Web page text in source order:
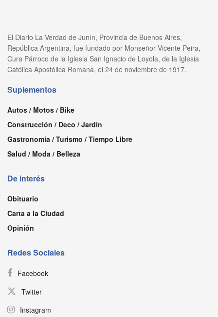
El Diario La Verdad de Junín, Provincia de Buenos Aires,
República Argentina, fue fundado por Monseñor Vicente Peira,
Cura Párroco de la Iglesia San Ignacio de Loyola, de la Iglesia
Católica Apostólica Romana, el 24 de noviembre de 1917.
Suplementos
Autos / Motos / Bike
Construcción / Deco / Jardín
Gastronomía / Turismo / Tiempo Libre
Salud / Moda / Belleza
De interés
Obituario
Carta a la Ciudad
Opinión
Redes Sociales
Facebook
Twitter
Instagram